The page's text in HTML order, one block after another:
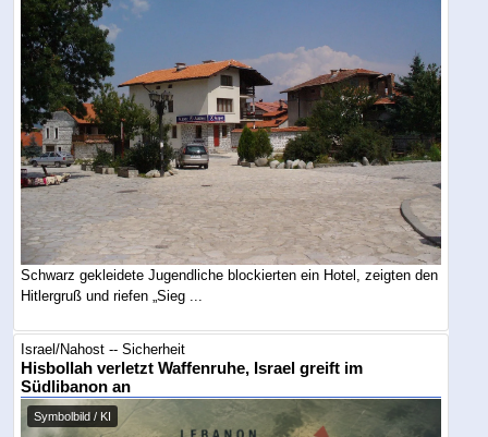
Schwarz gekleidete Jugendliche blockierten ein Hotel, zeigten den
Hitlergruß und riefen „Sieg ...
Israel/Nahost -- Sicherheit
Hisbollah verletzt Waffenruhe, Israel greift im
Südlibanon an
Symbolbild / KI